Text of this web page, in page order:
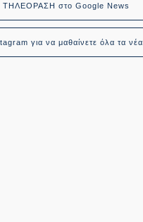
ΤΗΛΕΟΡΑΣΗ στο Google News
για να μαθαίνετε όλα τα νέα